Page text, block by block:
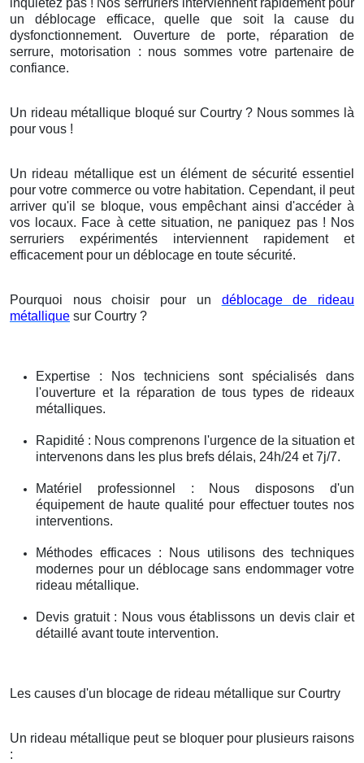
inquiétez pas ! Nos serruriers interviennent rapidement pour
un déblocage efficace, quelle que soit la cause du
dysfonctionnement. Ouverture de porte, réparation de
serrure, motorisation : nous sommes votre partenaire de
confiance.
Un rideau métallique bloqué sur Courtry ? Nous sommes là
pour vous !
Un rideau métallique est un élément de sécurité essentiel
pour votre commerce ou votre habitation. Cependant, il peut
arriver qu'il se bloque, vous empêchant ainsi d'accéder à
vos locaux. Face à cette situation, ne paniquez pas ! Nos
serruriers expérimentés interviennent rapidement et
efficacement pour un déblocage en toute sécurité.
Pourquoi nous choisir pour un déblocage de rideau
métallique sur Courtry ?
Expertise : Nos techniciens sont spécialisés dans
l'ouverture et la réparation de tous types de rideaux
métalliques.
Rapidité : Nous comprenons l'urgence de la situation et
intervenons dans les plus brefs délais, 24h/24 et 7j/7.
Matériel professionnel : Nous disposons d'un
équipement de haute qualité pour effectuer toutes nos
interventions.
Méthodes efficaces : Nous utilisons des techniques
modernes pour un déblocage sans endommager votre
rideau métallique.
Devis gratuit : Nous vous établissons un devis clair et
détaillé avant toute intervention.
Les causes d'un blocage de rideau métallique sur Courtry
Un rideau métallique peut se bloquer pour plusieurs raisons
: